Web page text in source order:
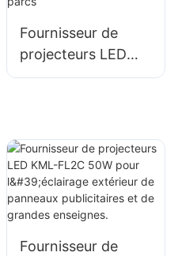
Fournisseur de
projecteurs LED
KML-FL05 400W,
Fournisseur de